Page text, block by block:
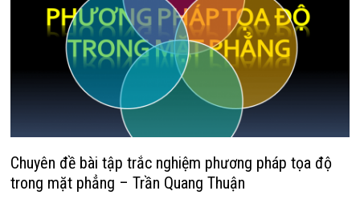
Chuyên đề bài tập trắc nghiệm phương pháp tọa độ
trong mặt phẳng – Trần Quang Thuận